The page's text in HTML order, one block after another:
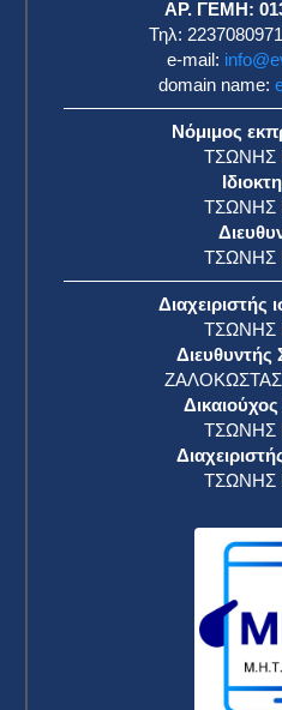
ΑΡ. ΓΕΜΗ:
Τηλ:
e-mail:
domain name:
Νόμιμος
ΤΣΩΝΗΣ
ΤΣΩΝΗΣ
ΤΣΩΝΗΣ
Διαχειριστής
ΤΣΩΝΗΣ
Διευθυντής
ΤΣΩΝΗΣ
ΤΣΩΝΗΣ